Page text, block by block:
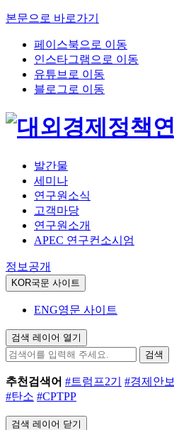
본문으로 바로가기
페이스북으로 이동
인스타그램으로 이동
유튜브로 이동
블로그로 이동
발간물
세미나
연구원소식
고객마당
연구원소개
APEC 연구컨소시엄
정보공개
KOR국문 사이트
ENG영문 사이트
검색 레이어 열기
검색
추천검색어 #트럼프2기 #경제안보
#탄소 #CPTPP
검색 레이어 닫기